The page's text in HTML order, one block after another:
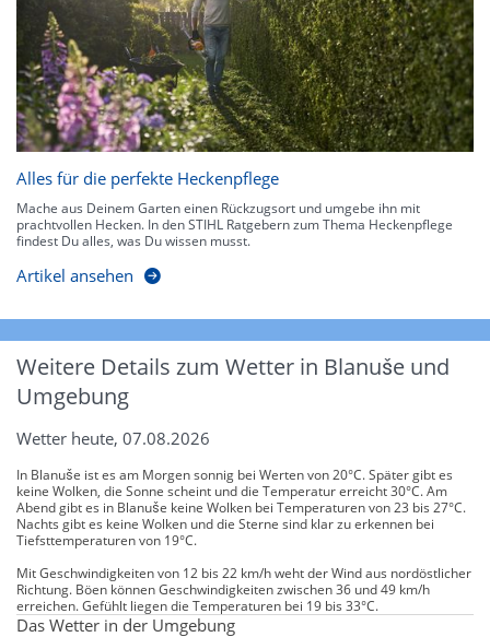
Alles für die perfekte Heckenpflege
Mache aus Deinem Garten einen Rückzugsort und umgebe ihn mit
prachtvollen Hecken. In den STIHL Ratgebern zum Thema Heckenpflege
findest Du alles, was Du wissen musst.
Artikel ansehen
Weitere Details zum Wetter in Blanuše und
Umgebung
Wetter heute, 07.08.2026
In Blanuše ist es am Morgen sonnig bei Werten von 20°C. Später gibt es
keine Wolken, die Sonne scheint und die Temperatur erreicht 30°C. Am
Abend gibt es in Blanuše keine Wolken bei Temperaturen von 23 bis 27°C.
Nachts gibt es keine Wolken und die Sterne sind klar zu erkennen bei
Tiefsttemperaturen von 19°C.
Mit Geschwindigkeiten von 12 bis 22 km/h weht der Wind aus nordöstlicher
Richtung. Böen können Geschwindigkeiten zwischen 36 und 49 km/h
erreichen. Gefühlt liegen die Temperaturen bei 19 bis 33°C.
Das Wetter in der Umgebung